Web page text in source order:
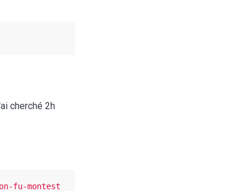
cherché 2h
fu-montest